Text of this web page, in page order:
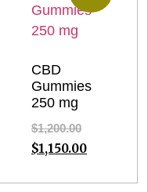
CBD
Gummies
250 mg
$1,200.00
$1,150.00